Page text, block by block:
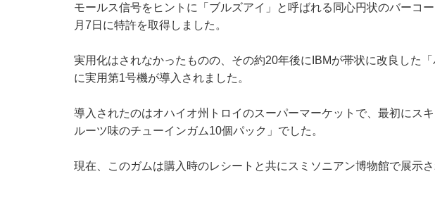
モールス信号をヒントに「ブルズアイ」と呼ばれる同心円状のバーコ
月7日に特許を取得しました。
実用化はされなかったものの、その約20年後にIBMが帯状に改良した
に実用第1号機が導入されました。
導入されたのはオハイオ州トロイのスーパーマーケットで、最初にス
ルーツ味のチューインガム10個パック」でした。
現在、このガムは購入時のレシートと共にスミソニアン博物館で展示さ